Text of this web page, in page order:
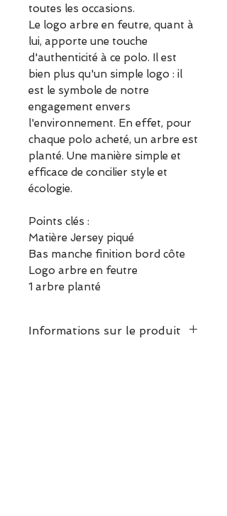
toutes les occasions.
Le logo arbre en feutre, quant à
lui, apporte une touche
d'authenticité à ce polo. Il est
bien plus qu'un simple logo : il
est le symbole de notre
engagement envers
l'environnement. En effet, pour
chaque polo acheté, un arbre est
planté. Une manière simple et
efficace de concilier style et
écologie.
Points clés :
Matière Jersey piqué
Bas manche finition bord côte
Logo arbre en feutre
1 arbre planté
Informations sur le produit